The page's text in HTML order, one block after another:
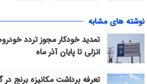
نوشته های مشابه
تمدید خودکار مجوز تردد
انزلی تا پایان آذر ماه